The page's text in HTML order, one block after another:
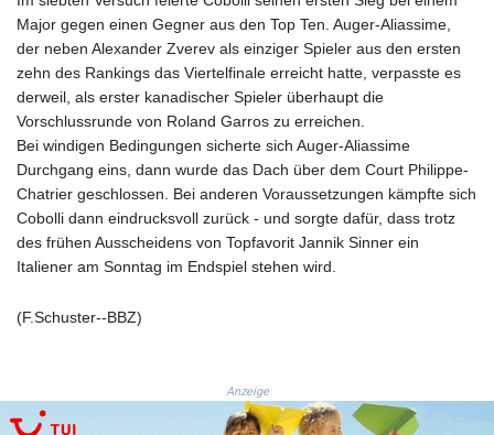
HUF 363.096405
ILS 3.468234
INR 110.076256
1590322.371805
KES 149.158147
KGS 101.104505
Major gegen einen Gegner aus den Top Ten. Auger-Aliassime,
der neben Alexander Zverev als einziger Spieler aus den ersten
zehn des Rankings das Viertelfinale erreicht hatte, verpasste es
derweil, als erster kanadischer Spieler überhaupt die
Vorschlussrunde von Roland Garros zu erreichen.
Bei windigen Bedingungen sicherte sich Auger-Aliassime
Durchgang eins, dann wurde das Dach über dem Court Philippe-
Chatrier geschlossen. Bei anderen Voraussetzungen kämpfte sich
Cobolli dann eindrucksvoll zurück - und sorgte dafür, dass trotz
des frühen Ausscheidens von Topfavorit Jannik Sinner ein
Italiener am Sonntag im Endspiel stehen wird.
(F.Schuster--BBZ)
Anzeige